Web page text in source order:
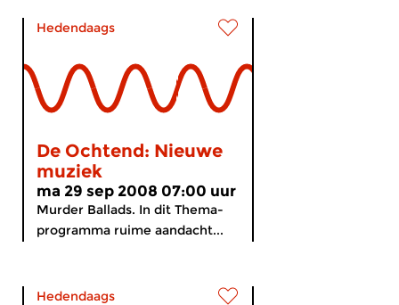
Hedendaags
De Ochtend: Nieuwe
muziek
ma 29 sep 2008 07:00 uur
Murder Ballads. In dit Thema-
programma ruime aandacht...
Hedendaags